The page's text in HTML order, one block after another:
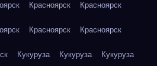
Красноярск Красноярск
Красноярск Красноярск
Кукуруза Кукуруза Кукуруза